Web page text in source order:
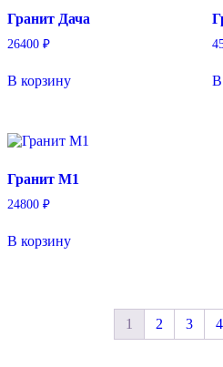
Гранит Дача
26400 ₽
В корзину В
Гранит М1
24800 ₽
В корзину
1 2 3 4